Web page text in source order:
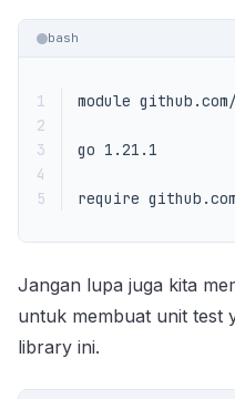
bash
1
2
3
4
5
require
Jangan lupa juga kita
untuk membuat unit test
library ini.